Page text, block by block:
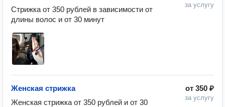
за услугу
Стрижка от 350 рублей в зависимости от
длины волос и от 30 минут
от 350 ₽
за услугу
Женская стрижка
Женская стрижка от 350 рублей и от 30